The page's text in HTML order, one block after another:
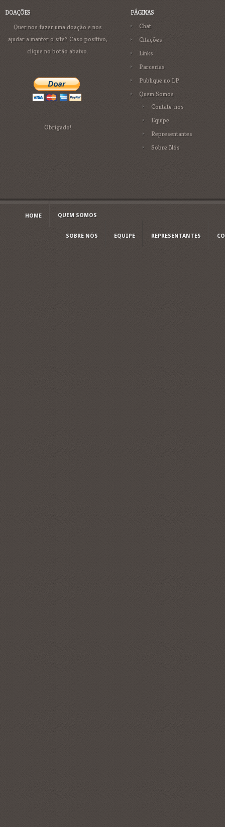
DOAÇÕES
Quer nos fazer uma doação e nos
ajudar a manter o site? Caso positivo,
clique no botão abaixo.
Obrigado!
PÁGINAS
Chat
Citações
Links
Parcerias
Publique no LP
Quem Somos
Contate-nos
Equipe
Representantes
Sobre Nós
HOME QUEM SOMOS
SOBRE NÓS EQUIPE REPRESENTANTES